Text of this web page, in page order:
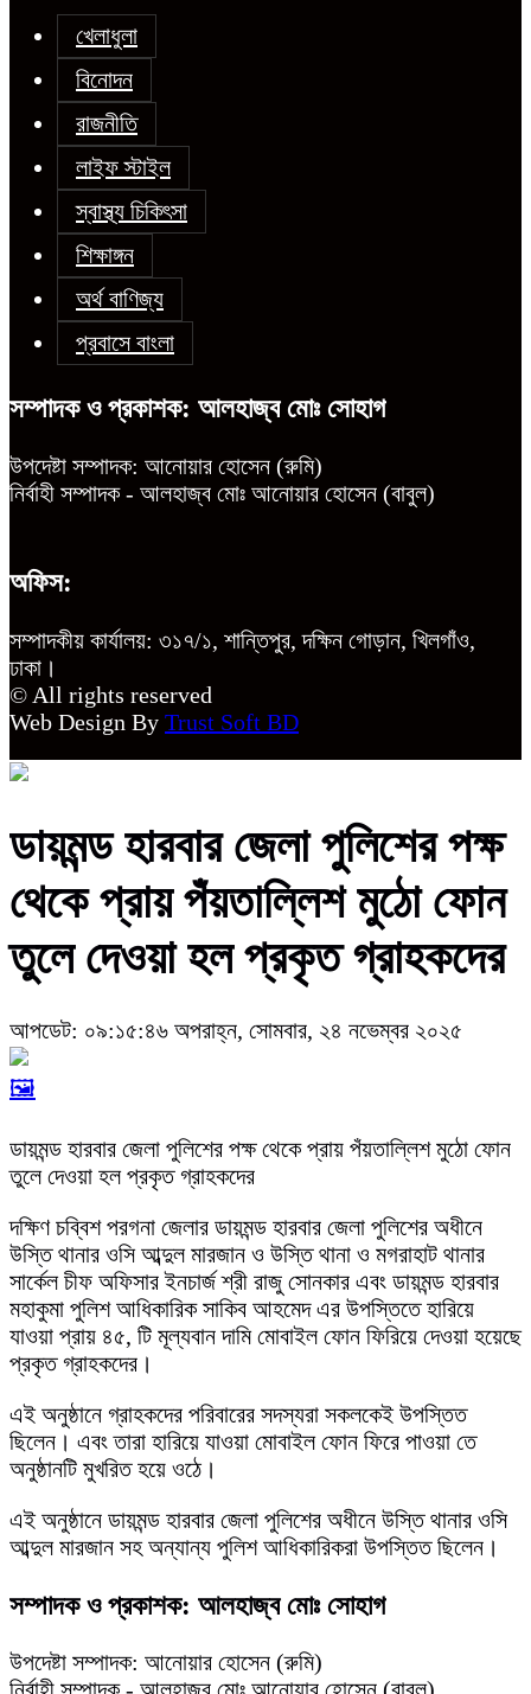
খেলাধুলা
বিনোদন
রাজনীতি
লাইফ স্টাইল
স্বাস্থ্য চিকিৎসা
শিক্ষাঙ্গন
অর্থ বাণিজ্য
প্রবাসে বাংলা
সম্পাদক ও প্রকাশক: আলহাজ্ব মোঃ সোহাগ
উপদেষ্টা সম্পাদক: আনোয়ার হোসেন (রুমি)
নির্বাহী সম্পাদক - আলহাজ্ব মোঃ আনোয়ার হোসেন (বাবুল)
অফিস:
সম্পাদকীয় কার্যালয়: ৩১৭/১, শান্তিপুর, দক্ষিন গোড়ান, খিলগাঁও,
ঢাকা।
© All rights reserved
Web Design By Trust Soft BD
ডায়মন্ড হারবার জেলা পুলিশের পক্ষ
থেকে প্রায় পঁয়তাল্লিশ মুঠো ফোন
তুলে দেওয়া হল প্রকৃত গ্রাহকদের
আপডেট: ০৯:১৫:৪৬ অপরাহ্ন, সোমবার, ২৪ নভেম্বর ২০২৫
🖼️
ডায়মন্ড হারবার জেলা পুলিশের পক্ষ থেকে প্রায় পঁয়তাল্লিশ মুঠো ফোন
তুলে দেওয়া হল প্রকৃত গ্রাহকদের
দক্ষিণ চব্বিশ পরগনা জেলার ডায়মন্ড হারবার জেলা পুলিশের অধীনে
উস্তি থানার ওসি আব্দুল মারজান ও উস্তি থানা ও মগরাহাট থানার
সার্কেল চীফ অফিসার ইনচার্জ শ্রী রাজু সোনকার এবং ডায়মন্ড হারবার
মহাকুমা পুলিশ আধিকারিক সাকিব আহমেদ এর উপস্তিতে হারিয়ে
যাওয়া প্রায় ৪৫, টি মূল্যবান দামি মোবাইল ফোন ফিরিয়ে দেওয়া হয়েছে
প্রকৃত গ্রাহকদের।
এই অনুষ্ঠানে গ্রাহকদের পরিবারের সদস্যরা সকলকেই উপস্তিত
ছিলেন। এবং তারা হারিয়ে যাওয়া মোবাইল ফোন ফিরে পাওয়া তে
অনুষ্ঠানটি মুখরিত হয়ে ওঠে।
এই অনুষ্ঠানে ডায়মন্ড হারবার জেলা পুলিশের অধীনে উস্তি থানার ওসি
আব্দুল মারজান সহ অন্যান্য পুলিশ আধিকারিকরা উপস্তিত ছিলেন।
সম্পাদক ও প্রকাশক: আলহাজ্ব মোঃ সোহাগ
উপদেষ্টা সম্পাদক: আনোয়ার হোসেন (রুমি)